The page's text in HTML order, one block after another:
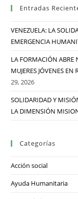
Entradas
VENEZUELA: LA
EMERGENCIA
LA FORMACIÓN ABRE
MUJERES JÓVENES
29, 2026
SOLIDARIDAD Y
LA DIMENSIÓN
Categorías
Acción social
Ayuda Humanitaria